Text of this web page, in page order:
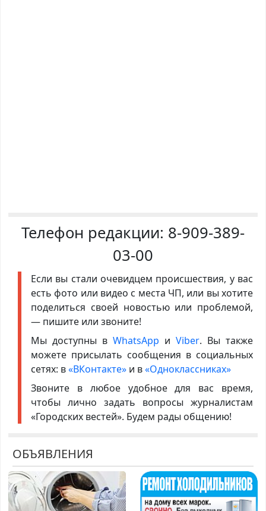
Телефон редакции: 8-909-389-
03-00
Если вы стали очевидцем происшествия, у вас
есть фото или видео с места ЧП, или вы хотите
поделиться своей новостью или проблемой,
— пишите или звоните!
Мы доступны в WhatsApp иViber. Вы также
можете присылать сообщения в социальных
сетях: в«ВКонтакте»и в«Одноклассниках»
Звоните в любое удобное для вас время,
чтобы лично задать вопросы журналистам
«Городских вестей». Будем рады общению!
ОБЪЯВЛЕНИЯ